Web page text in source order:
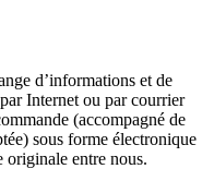
d’informations et de
Internet ou par courrier
(accompagné de
sous forme électronique
originale entre nous.